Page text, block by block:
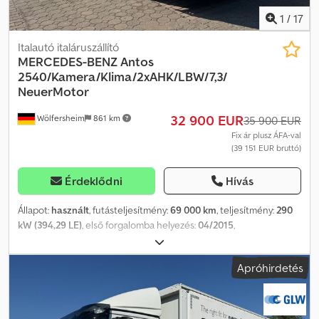
Ülésfűtés * Klíma * 1 ágy * Adaptív tempomat * Sávtartó
asszisztens * Automata váltó Codpfx Ajzr Sxyen Hsrf * VEB+
fékrendszer
1 / 17
Wölfersheim 861 km
Italautó italáruszállító
MERCEDES-BENZAntos
2540/Kamera/Klima/2xAHK/LBW/7,3/
NeuerMotor
32 900 EUR35 900 EUR
Fix ár plusz ÁFA-val
(39 151 EUR bruttó)
Érdeklődni Hívás
Állapot: használt, futásteljesítmény:69 000 km, teljesítmény:290
kW (394,29 LE), első forgalomba helyezés:04/2015,
, össztömeg:
3 tengely, hajtástípus:automata, kibocsátási osztály:Euro 6,
2 450 mm,
, Gyártási év:2015 , Felszereltség:ABS,
elektronikus stabilitásprogram (ESP), emelőhátfal, koromszűrő,
légkondicionálás, Truckpoint Wölfersheim GmbH – Az Ön
Apróhirdetés